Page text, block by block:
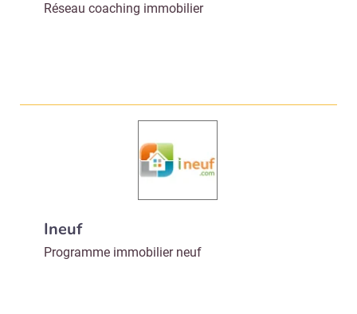
Réseau coaching immobilier
Ineuf
Programme immobilier neuf